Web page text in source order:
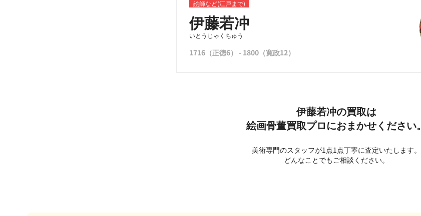
絵師など(江戸まで)
伊藤若冲
いとうじゃくちゅう
1716（正徳6） - 1800（寛政12）
伊藤若冲の買取は
絵画骨董買取プロにおまかせください。
美術専門のスタッフが1点1点丁寧に査定いたします。
どんなことでもご相談ください。